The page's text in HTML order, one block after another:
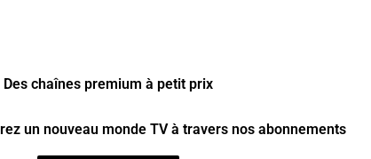
Des chaînes premium à petit prix
un nouveau monde TV à travers nos abonnements